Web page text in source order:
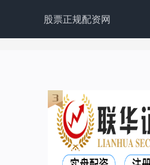
股票正规配资网